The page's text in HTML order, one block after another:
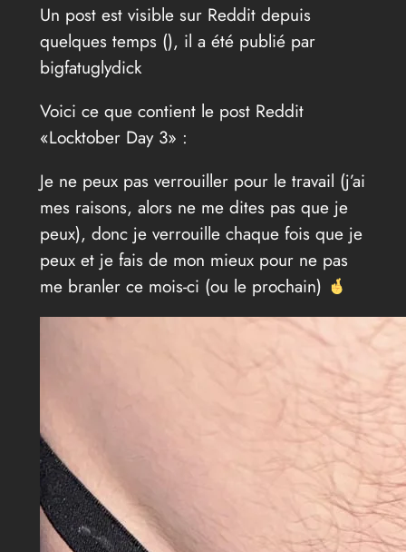
Un post est visible sur Reddit depuis
quelques temps (), il a été publié par
bigfatuglydick
Voici ce que contient le post Reddit
«Locktober Day 3» :
Je ne peux pas verrouiller pour le travail (j’ai
mes raisons, alors ne me dites pas que je
peux), donc je verrouille chaque fois que je
peux et je fais de mon mieux pour ne pas
me branler ce mois-ci (ou le prochain)